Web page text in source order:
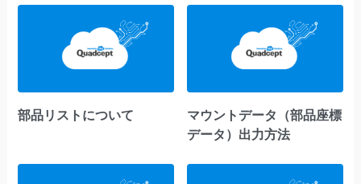
部品リストについて
マウントデータ（部品座標
データ）出力方法